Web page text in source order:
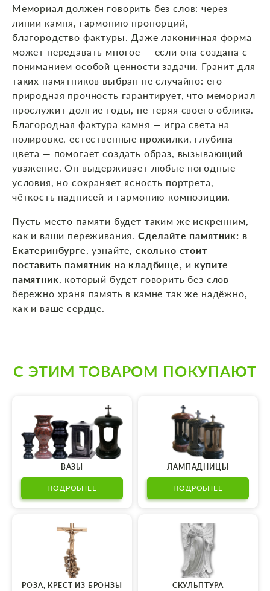
Мемориал должен говорить без слов: через
линии камня, гармонию пропорций,
благородство фактуры. Даже лаконичная форма
может передавать многое — если она создана с
пониманием особой ценности задачи. Гранит для
таких памятников выбран не случайно: его
природная прочность гарантирует, что мемориал
прослужит долгие годы, не теряя своего облика.
Благородная фактура камня — игра света на
полировке, естественные прожилки, глубина
цвета — помогает создать образ, вызывающий
уважение. Он выдерживает любые погодные
условия, но сохраняет ясность портрета,
чёткость надписей и гармонию композиции.
Пусть место памяти будет таким же искренним,
как и ваши переживания. Сделайте памятник: в
Екатеринбурге, узнайте, сколько стоит
поставить памятник на кладбище, и купите
памятник, который будет говорить без слов —
бережно храня память в камне так же надёжно,
как и ваше сердце.
С ЭТИМ ТОВАРОМ ПОКУПАЮТ
ВАЗЫ
ПОДРОБНЕЕ
ЛАМПАДНИЦЫ
ПОДРОБНЕЕ
РОЗА, КРЕСТ ИЗ БРОНЗЫ СКУЛЬПТУРА